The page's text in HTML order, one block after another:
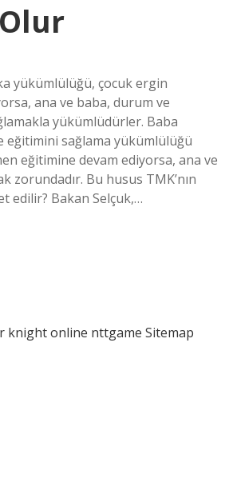
yükümlülüğü, çocuk ergin
ana ve baba, durum ve
yükümlüdürler. Baba
eğitimini sağlama yükümlülüğü
eğitimine devam ediyorsa, ana ve
zorundadır. Bu husus TMK’nın
edilir? Bakan Selçuk,…
knight online nttgame Sitemap